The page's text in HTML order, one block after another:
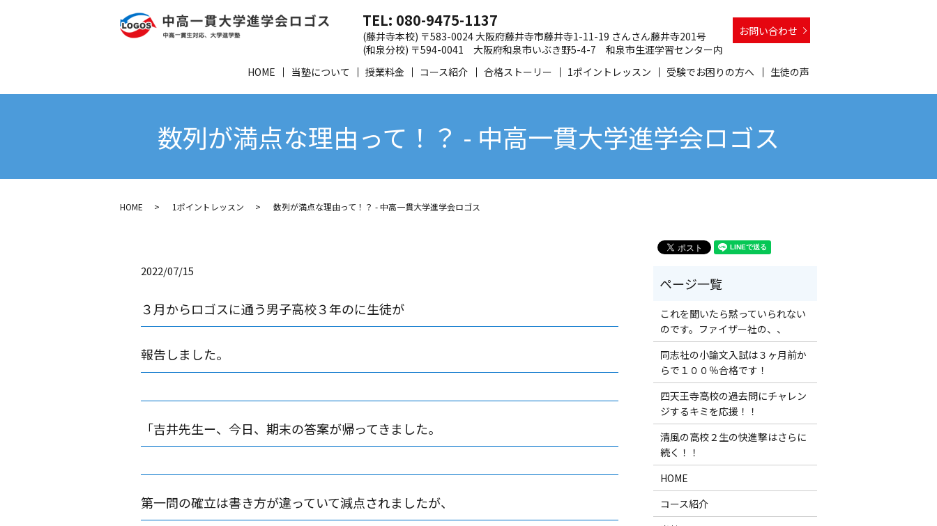
HOME 当塾について 授業料金 コース紹介 合格ストーリー 1ポイントレッスン 受験でお困りの方へ 生徒の声
TEL: 080-9475-1137
(藤井寺本校) 〒583-0024 大阪府藤井寺市藤井寺1-11-19 さんさん藤井寺201号
(和泉分校) 〒594-0041 大阪府和泉市いぶき野5-4-7 和泉市生涯学習センター内
お問い合わせ
数列が満点な理由って！？ - 中高一貫大学進学会ロゴス
HOME 1ポイントレッスン 数列が満点な理由って！？ - 中高一貫大学進学会ロゴス
2022/07/15
３月からロゴスに通う男子高校３年のに生徒が
報告しました。
「吉井先生ー、今日、期末の答案が帰ってきました。
第一問の確立は書き方が違っていて減点されましたが、
これを聞いたら黙っていられない
のです。ファイザー社の、、
同志社の小論文入試は３ヶ月前か
らで１００％合格です！
四天王寺高校の過去問にチャレン
ジするキミを応援！！
清風の高校２生の快進撃はさらに
続く！！
HOME
コース紹介